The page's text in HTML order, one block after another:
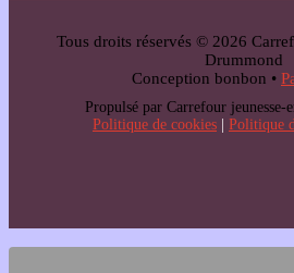
Tous droits réservés © 2026
Drummond
Conception bonbon •
Propulsé par Carrefour
Politique de cookies
Politique